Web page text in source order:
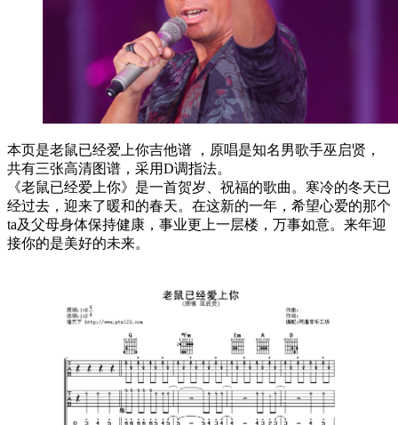
本页是老鼠已经爱上你吉他谱 ，原唱是知名男歌手巫启贤，
共有三张高清图谱，采用D调指法。
《老鼠已经爱上你》是一首贺岁、祝福的歌曲。寒冷的冬天已
经过去，迎来了暖和的春天。在这新的一年，希望心爱的那个
ta及父母身体保持健康，事业更上一层楼，万事如意。来年迎
接你的是美好的未来。